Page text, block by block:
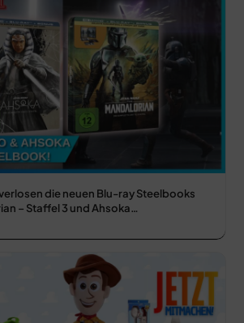
die neuen Blu-ray Steelbooks
– Staffel 3 und Ahsoka…